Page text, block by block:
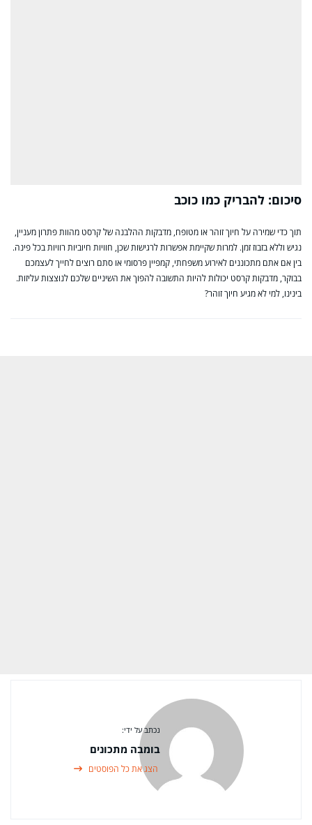
סיכום: להבריק כמו כוכב
תוך כדי שמירה על חיוך זוהר או מטופח, מדבקות ההלבנה של קרסט מהוות פתרון מעניין,
נגיש וללא בזבוז זמן. למרות שקיימת אפשרות לרגישות שכן, חוויות חיוביות רוויות בכל פינה.
בין אם אתם מתכוננים לאירוע משפחתי, קמפיין פרסומי או סתם רוצים לחייך לעצמכם
בבוקר, מדבקות קרסט יכולות להיות התשובה להפוך את השיניים שלכם לנוצצות עליזות.
בינינו, למי לא מגיע חיוך זוהר?
נכתב על ידי:
בומבה מתכונים
הצג את כל הפוסטים